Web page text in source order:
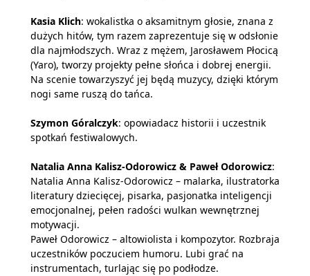
Kasia Klich: wokalistka o aksamitnym głosie, znana z
dużych hitów, tym razem zaprezentuje się w odsłonie
dla najmłodszych. Wraz z mężem, Jarosławem Płocicą
(Yaro), tworzy projekty pełne słońca i dobrej energii.
Na scenie towarzyszyć jej będą muzycy, dzięki którym
nogi same ruszą do tańca.
Szymon Góralczyk: opowiadacz historii i uczestnik
spotkań festiwalowych.
Natalia Anna Kalisz-Odorowicz & Paweł Odorowicz:
Natalia Anna Kalisz-Odorowicz – malarka, ilustratorka
literatury dziecięcej, pisarka, pasjonatka inteligencji
emocjonalnej, pełen radości wulkan wewnętrznej
motywacji.
Paweł Odorowicz – altowiolista i kompozytor. Rozbraja
uczestników poczuciem humoru. Lubi grać na
instrumentach, turlając się po podłodze.